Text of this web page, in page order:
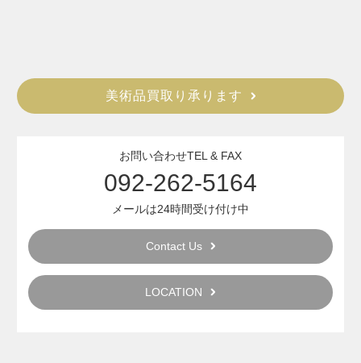
美術品買取り承ります
お問い合わせTEL & FAX
092-262-5164
メールは24時間受け付け中
Contact Us
LOCATION